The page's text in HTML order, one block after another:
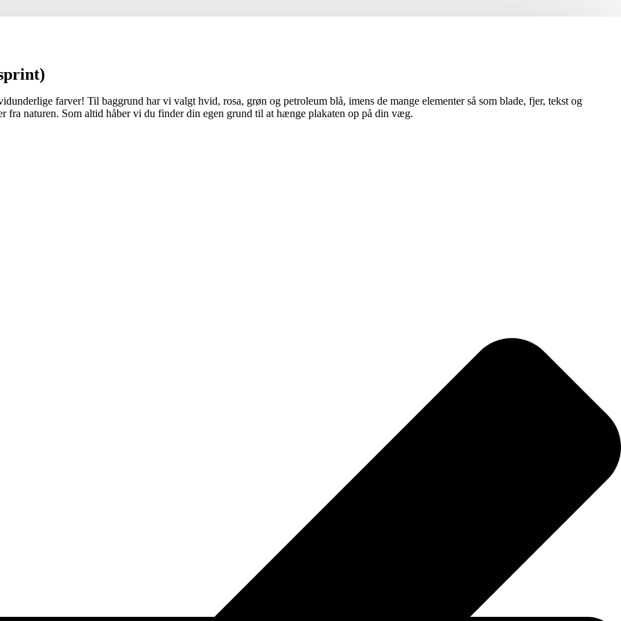
farver! Til baggrund har vi valgt hvid, rosa, grøn og petroleum blå, imens de mange elementer så som blade, fjer, tekst og
fra naturen. Som altid håber vi du finder din egen grund til at hænge plakaten op på din væg.